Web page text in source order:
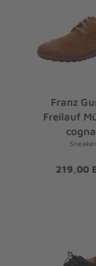
Franz
Freilauf
Sneaker
219,00